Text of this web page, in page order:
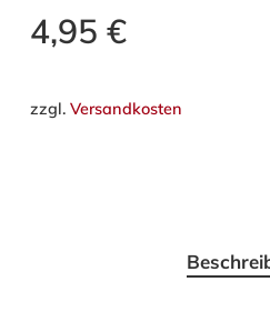
4,95 €
zzgl. Versandkosten